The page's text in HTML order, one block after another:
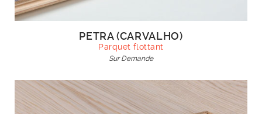
PETRA (CARVALHO)
Parquet flottant
Sur Demande